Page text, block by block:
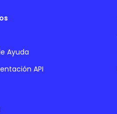
Ayuda
API